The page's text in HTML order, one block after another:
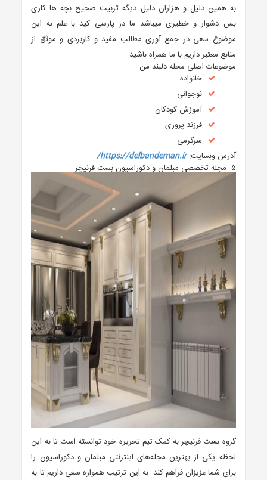
به همین دلیل و هزاران دلیل دیگه تربیت صحیح بچه ها کاری
بس دشوار و خطیری میباشد ما در پارسی کید با علم به این
موضوع سعی در جمع آوری مطالب مفید و کاربردی و موثق از
منابع معتبر داریم با ما همراه باشید.
موضوعات اصلی مجله دلبند من
خانواده
نوجوانی
آموزش کودکان
فرزند پروری
سرگرمی
آدرس وبسایت:https://delbandeman.ir/
۵- مجله تخصصی مبلمان و دکوراسیون بست فرنیچر
گروه بست فرنیچر به کمک تیم تحریره خود توانسته است تا به این
لحظه یکی از بهترین مجله‌های اینترنتی مبلمان و دکوراسیون را
برای شما عزیزان فراهم کند. به این ترتیب همواره سعی داریم تا به